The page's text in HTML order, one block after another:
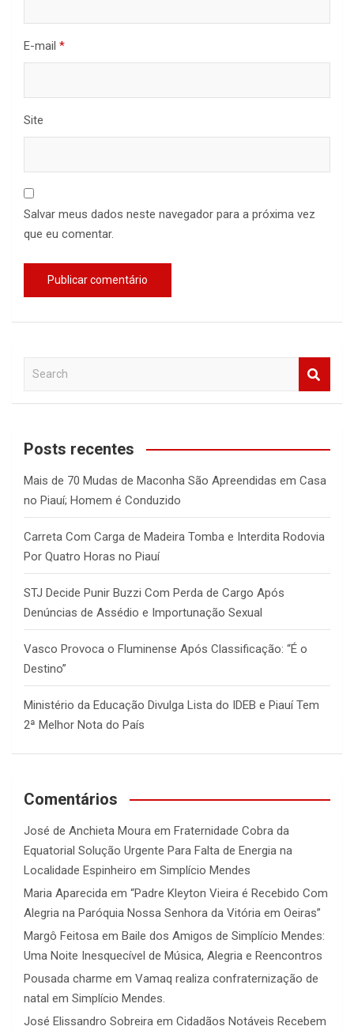
E-mail *
Site
Salvar meus dados neste navegador para a próxima vez
que eu comentar.
a
c
Posts recentes
Mais de 70 Mudas de Maconha São Apreendidas em Casa
no Piauí; Homem é Conduzido
Carreta Com Carga de Madeira Tomba e Interdita Rodovia
Por Quatro Horas no Piauí
STJ Decide Punir Buzzi Com Perda de Cargo Após
Denúncias de Assédio e Importunação Sexual
Vasco Provoca o Fluminense Após Classificação: “É o
Destino”
Ministério da Educação Divulga Lista do IDEB e Piauí Tem
2ª Melhor Nota do País
Comentários
José de Anchieta Moura em Fraternidade Cobra da
Equatorial Solução Urgente Para Falta de Energia na
Localidade Espinheiro em Simplício Mendes
Maria Aparecida em “Padre Kleyton Vieira é Recebido Com
Alegria na Paróquia Nossa Senhora da Vitória em Oeiras”
Margô Feitosa em Baile dos Amigos de Simplício Mendes:
Uma Noite Inesquecível de Música, Alegria e Reencontros
Pousada charme em Vamaq realiza confraternização de
natal em Simplício Mendes.
José Elissandro Sobreira em Cidadãos Notáveis Recebem